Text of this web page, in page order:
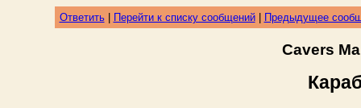
Ответить| Перейти к списку сообщений| Предыдущее
Cavers